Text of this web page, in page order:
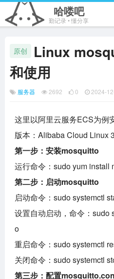
哈喽吧
勤记录 • 懂分享
原创
Linux
和使用
服务器 2692 0 2024-
这里以阿里云服务ECS为例
版本：Alibaba Cloud Linux
第一步：安装mosquitto
运行命令：sudo yum install
第二步：启动mosquitto
启动命令：sudo systemctl
设置自动启动，命令：sudo
o
重启命令： sudo systemctl
关闭命令： sudo systemctl
第三步：配置